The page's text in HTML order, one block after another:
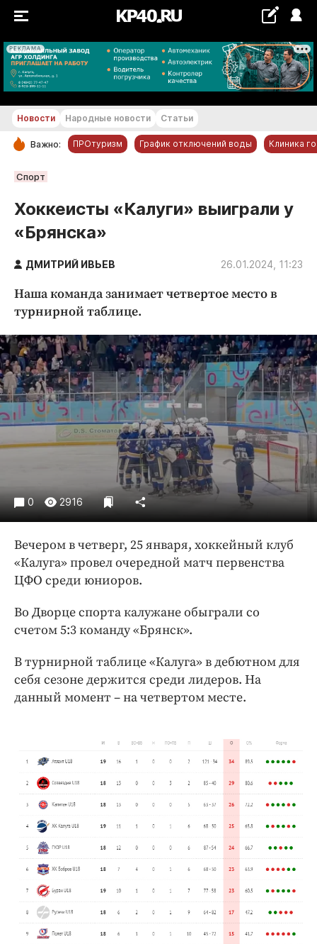
РЕКЛАМА
+18...+19 °С
РУБРИКИ
Статьи
Народные новости
Благоустройство
Культура
Недвижимость и ЖКХ
Образование
Общество
Погода
Происшествия
Спорт
Экономика и бизнес
ПРОЕКТЫ
Блоги
Медиаперсона
Интересное чтиво
Клиника года
Бренд года
Работодатель года
Новости Народные новости Статьи
Важно: ПРОтуризм График отключений воды Клиника
Спорт
Хоккеисты «Калуги» выиграли у
«Брянска»
ДМИТРИЙ ИВЬЕВ 26.01.2024, 11:23
Наша команда занимает четвертое место в
турнирной таблице.
0 2916
Вечером в четверг, 25 января, хоккейный клуб
«Калуга» провел очередной матч первенства
ЦФО среди юниоров.
Во Дворце спорта калужане обыграли со
счетом 5:3 команду «Брянск».
В турнирной таблице «Калуга» в дебютном для
себя сезоне держится среди лидеров. На
данный момент – на четвертом месте.